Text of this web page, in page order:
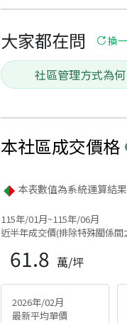
大家都在問 換
社區管理方式為何
本社區成交價格
本表數值為系統運算結
115年/01月~115年/06月
近半年成交價(排除特殊關係間
61.8 萬/坪
2026年/02月
最新平均單價